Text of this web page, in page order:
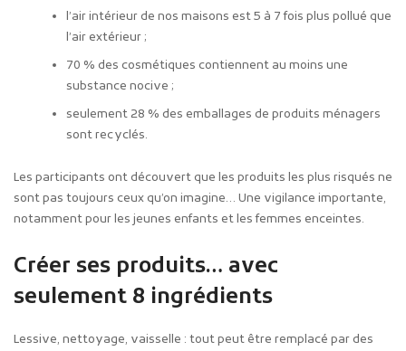
l’air intérieur de nos maisons est 5 à 7 fois plus pollué que
l’air extérieur ;
70 % des cosmétiques contiennent au moins une
substance nocive ;
seulement 28 % des emballages de produits ménagers
sont recyclés.
Les participants ont découvert que les produits les plus risqués ne
sont pas toujours ceux qu’on imagine… Une vigilance importante,
notamment pour les jeunes enfants et les femmes enceintes.
Créer ses produits… avec
seulement 8 ingrédients
Lessive, nettoyage, vaisselle : tout peut être remplacé par des